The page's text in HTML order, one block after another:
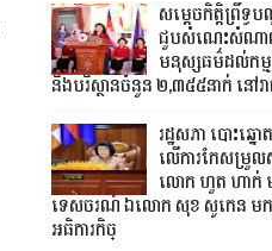
សម្តេចកិត្តិព្រឹទ្
ជួបសំណេះសំណ
មនុស្សធម៌ដល់កម្ម
និងបរិស្ថានចំនួន ២,៣៥៥នាក់ នៅរ
រដ្ឋសភា បោះឆ្ន
លើការកែសម្រួល
លោក ហួត ហាក់ ម
ទេសចរណ៍ ឯលោក សុខ សូកេន មកជ
អធិការកិច្